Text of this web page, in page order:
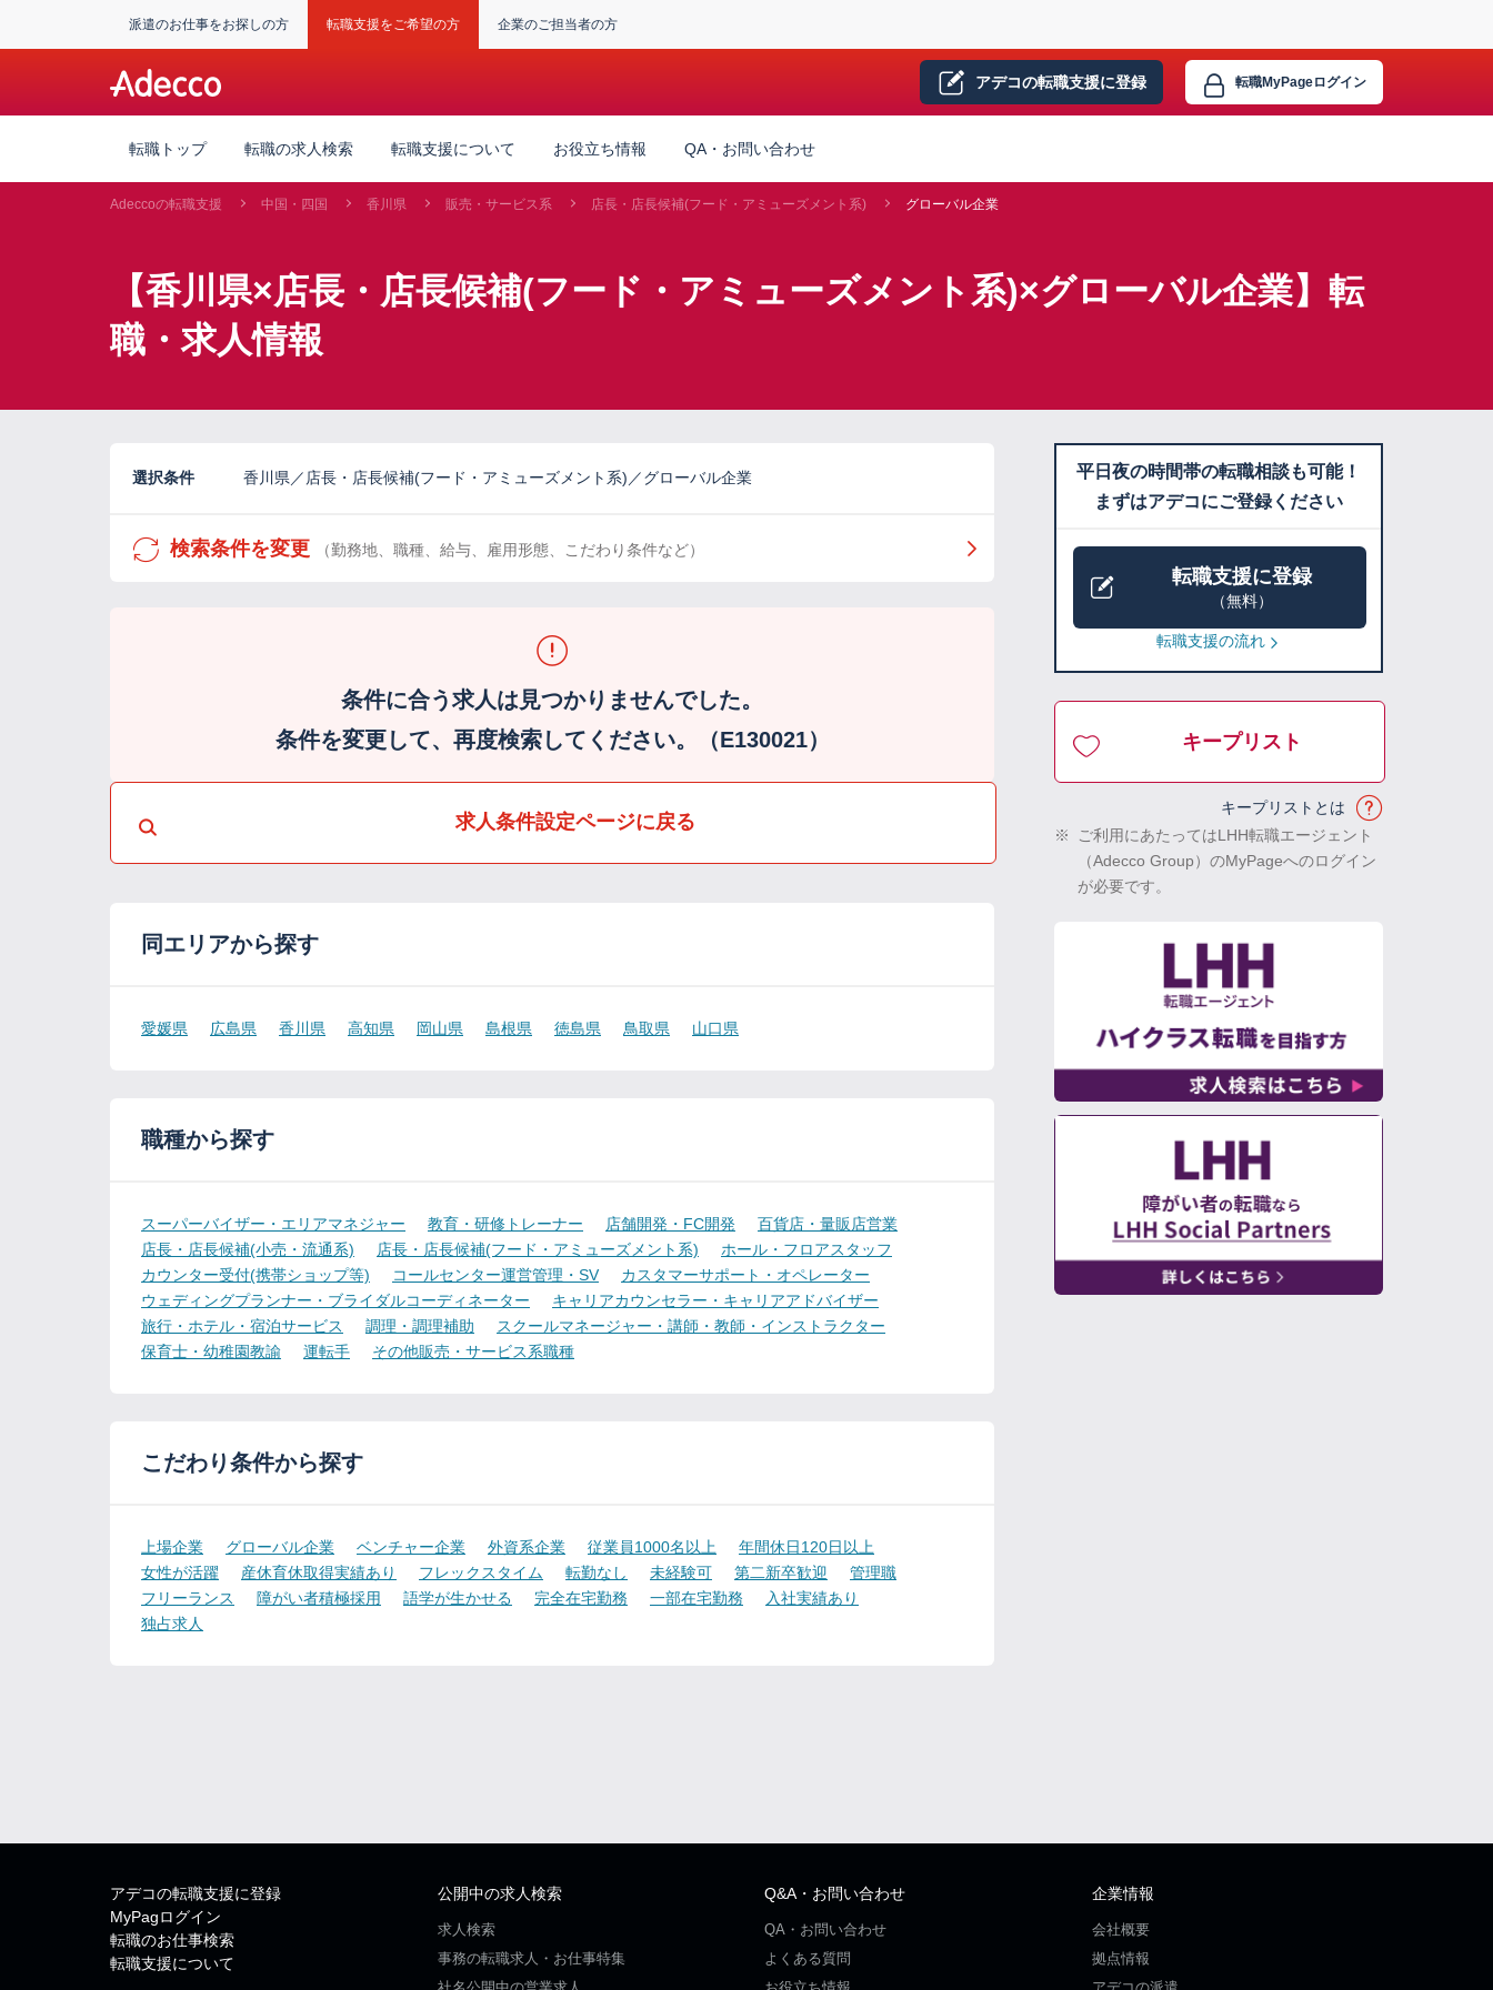
派遣のお仕事をお探しの方 転職支援をご希望の方 企業のご担当者の方
アデコの転職支援に登録 転職MyPageログイン
転職トップ 転職の求人検索 転職支援について お役立ち情報 QA・お問い合わせ
Adeccoの転職支援 中国・四国 香川県 販売・サービス系 店長・店長候補(フード・アミューズメント系) グローバル企業
【香川県×店長・店長候補(フード・アミューズメント系)×グローバル企業】転
職・求人情報
選択条件 香川県／店長・店長候補(フード・アミューズメント系)／グローバル企業
検索条件を変更 （勤務地、職種、給与、雇用形態、こだわり条件など）
条件に合う求人は見つかりませんでした。
条件を変更して、再度検索してください。（E130021）
求人条件設定ページに戻る
同エリアから探す
愛媛県 広島県 香川県 高知県 岡山県 島根県 徳島県 鳥取県 山口県
職種から探す
スーパーバイザー・エリアマネジャー 教育・研修トレーナー 店舗開発・FC開発
百貨店・量販店営業
店長・店長候補(小売・流通系)
店長・店長候補(フード・アミューズメント系)
ホール・フロアスタッフ
カウンター受付(携帯ショップ等)
コールセンター運営管理・SV
カスタマーサポート・オペレーター
ウェディングプランナー・ブライダルコーディネーター
キャリアカウンセラー・キャリアアドバイザー
旅行・ホテル・宿泊サービス
調理・調理補助
スクールマネージャー・講師・教師・インストラクター
保育士・幼稚園教諭
運転手 その他販売・サービス系職種
こだわり条件から探す
上場企業 グローバル企業 ベンチャー企業 外資系企業 従業員1000名以上
年間休日120日以上
女性が活躍
産休育休取得実績あり フレックスタイム 転勤なし 未経験可 第二新卒歓迎
管理職
フリーランス
障がい者積極採用 語学が生かせる 完全在宅勤務 一部在宅勤務
入社実績あり
独占求人
平日夜の時間帯の転職相談も可能！
まずはアデコにご登録ください
転職支援に登録
（無料）
転職支援の流れ
キープリスト
キープリストとは
※
ご利用にあたってはLHH転職エージェント
（Adecco Group）のMyPageへのログイン
が必要です。
アデコの転職支援に登録
MyPagログイン
転職のお仕事検索
転職支援について
公開中の求人検索
求人検索
事務の転職求人・お仕事特集
Q&A・お問い合わせ
QA・お問い合わせ
よくある質問
企業情報
会社概要
拠点情報